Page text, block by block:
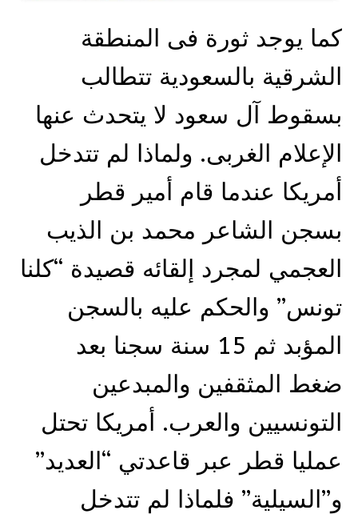
كما يوجد ثورة فى المنطقة
الشرقية بالسعودية تتطالب
بسقوط آل سعود لا يتحدث عنها
الإعلام الغربى. ولماذا لم تتدخل
أمريكا عندما قام أمير قطر
بسجن الشاعر محمد بن الذيب
العجمي لمجرد إلقائه قصيدة “كلنا
تونس” والحكم عليه بالسجن
المؤبد ثم 15 سنة سجنا بعد
ضغط المثقفين والمبدعين
التونسيين والعرب. أمريكا تحتل
عمليا قطر عبر قاعدتي “العديد”
و”السيلية” فلماذا لم تتدخل